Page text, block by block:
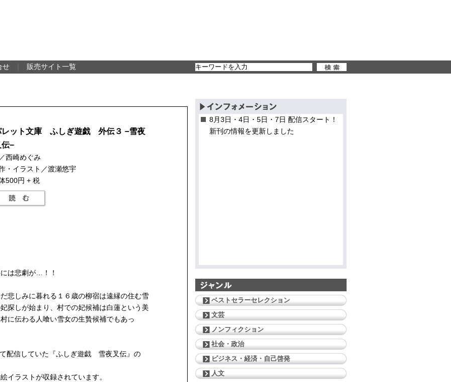
せ 販売サイト一覧
レット文庫 ふしぎ遊戯 外伝３ −雪夜
伝−
西崎めぐみ
・イラスト／渡瀬悠宇
500円 + 税
は悲劇が…！！
悲しみに暮れる１６歳の柳宿は遠縁の住む雪
探しが始まり、村での妃候補は白蓮という美
に伝わる人喰い雪女の生贄候補でもあっ
配信していた『ふしぎ遊戯 雪夜叉伝』の
イラストが収録されています。
8月3日・4日・5日・7日 配信スタート！
新刊の情報を更新しました
ベストセラーセレクション
文芸
ノンフィクション
社会・政治
ビジネス・経済・自己啓発
人文